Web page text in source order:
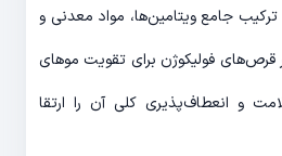
جامع ویتامین‌ها، مواد معدنی و
قرص‌های فولیکوژن برای تقویت موهای
و انعطاف‌پذیری کلی آن را ارتقا